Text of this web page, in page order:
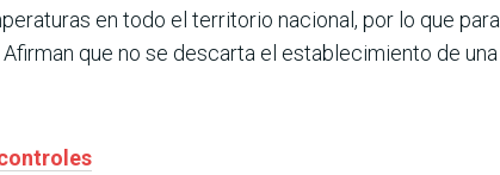
en todo el territorio nacional, por lo que para
que no se descarta el establecimiento de una